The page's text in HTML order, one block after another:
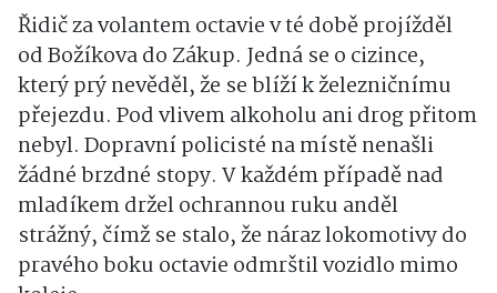
Řidič za volantem octavie v té době projížděl
od Božíkova do Zákup. Jedná se o cizince,
který prý nevěděl, že se blíží k železničnímu
přejezdu. Pod vlivem alkoholu ani drog přitom
nebyl. Dopravní policisté na místě nenašli
žádné brzdné stopy. V každém případě nad
mladíkem držel ochrannou ruku anděl
strážný, čímž se stalo, že náraz lokomotivy do
pravého boku octavie odmrštil vozidlo mimo